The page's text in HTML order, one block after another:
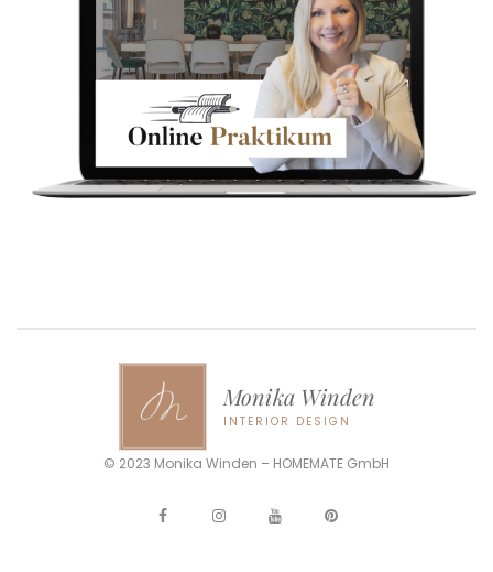
Monika Winden
INTERIOR DESIGN
© 2023 Monika Winden – HOMEMATE GmbH